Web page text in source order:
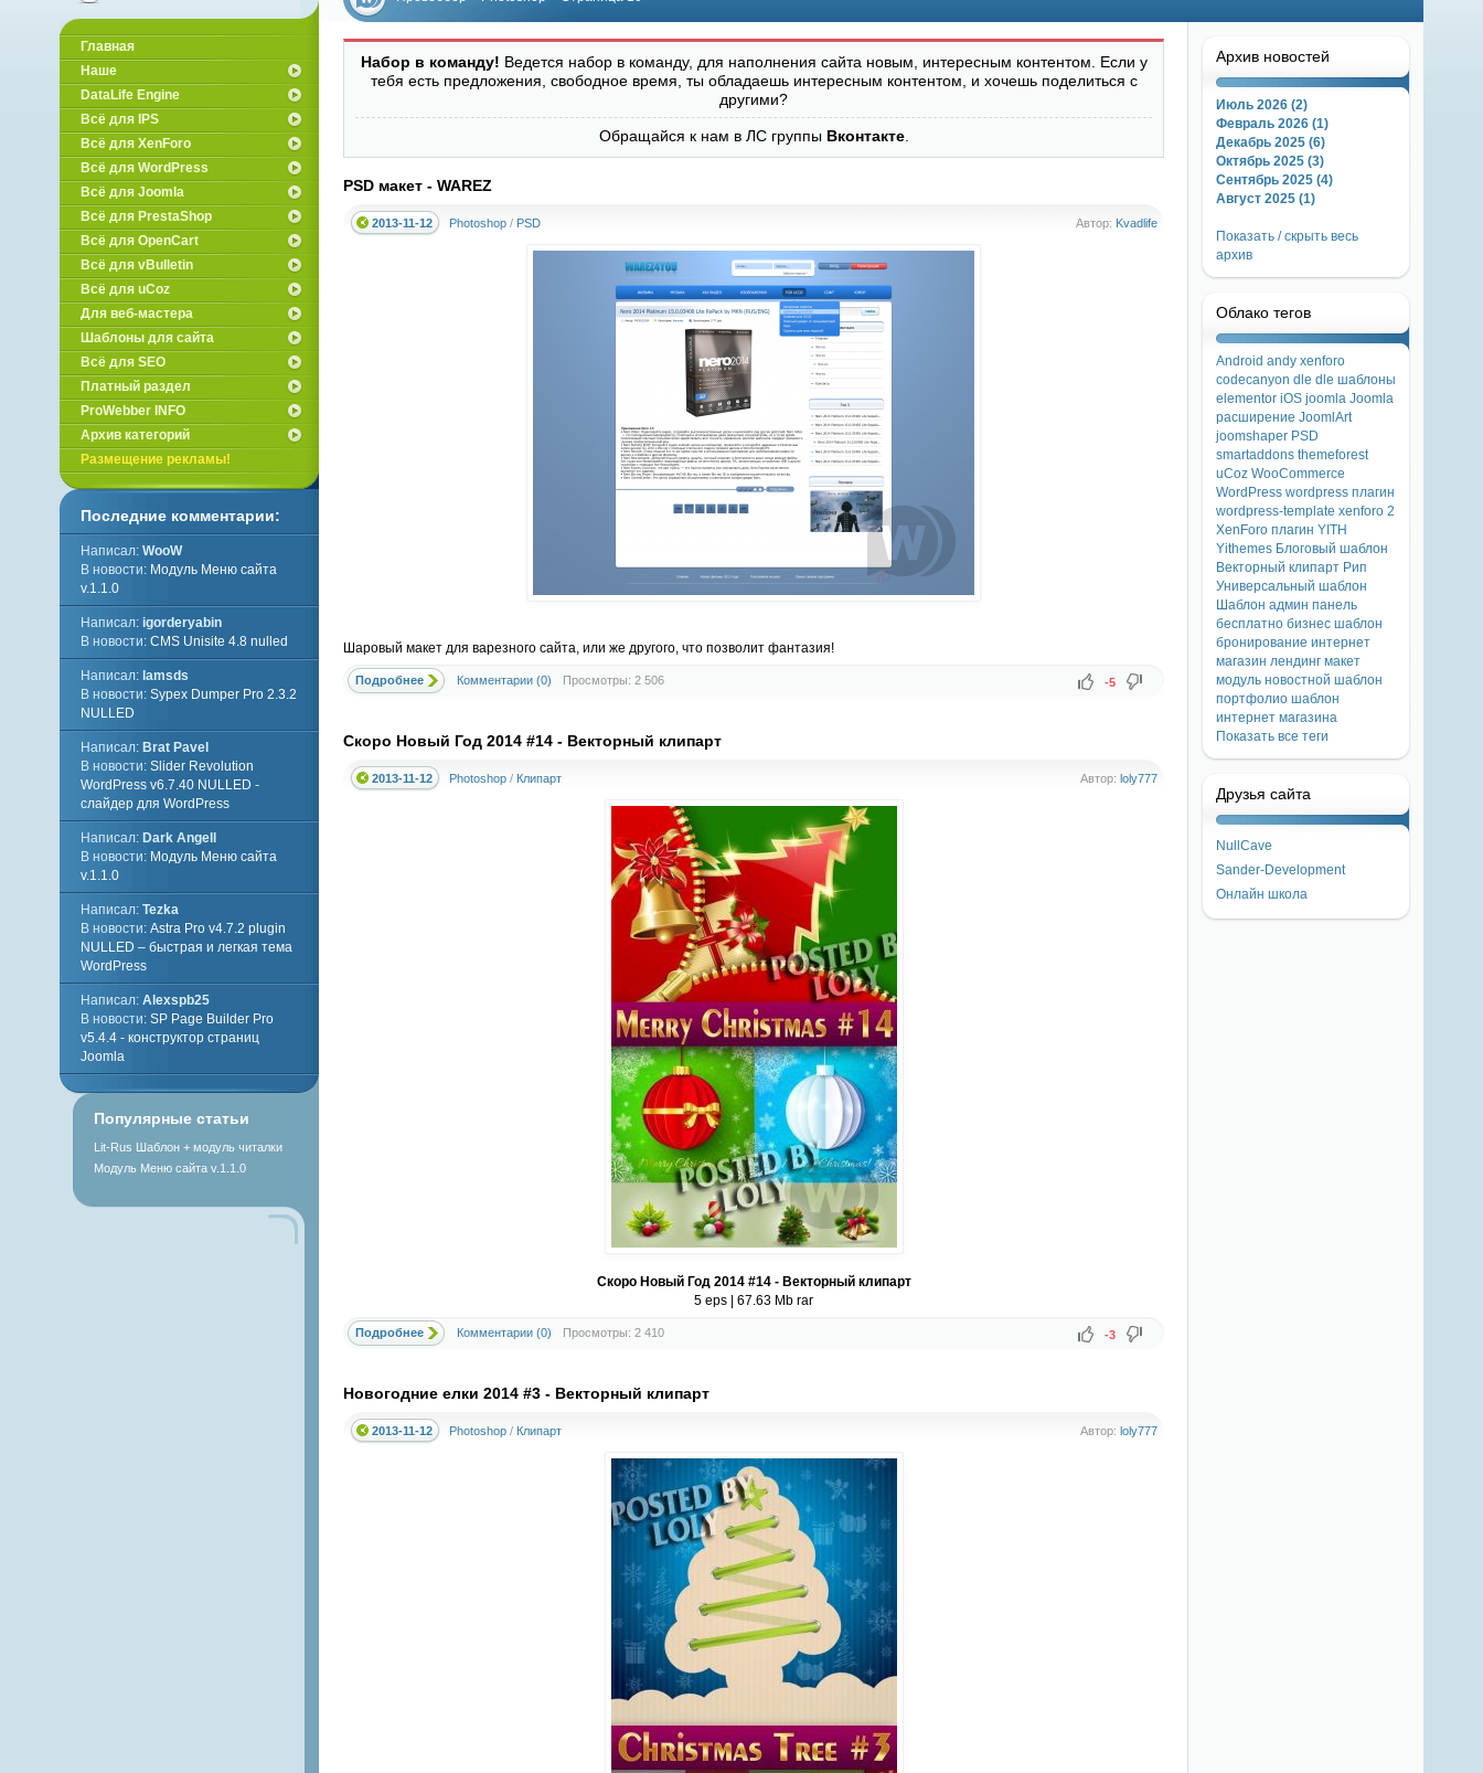
вебмастеров
Набор в команду! Ведется набор в команду, для наполнения сайта новым, интересным контентом. Если у
тебя есть предложения, свободное время, ты обладаешь интересным контентом, и хочешь поделиться с
другими?
Обращайся к нам в ЛС группы Вконтакте.
PSD макет - WAREZ
Автор: Kvadlife
2013-11-12 Photoshop/ PSD
Шаровый макет для варезного сайта, или же другого, что позволит фантазия!
-5
Подробнее Комментарии (0) Просмотры: 2 506
Скоро Новый Год 2014 #14 - Векторный клипарт
Автор:loly777
2013-11-12 Photoshop/ Клипарт
Скоро Новый Год 2014 #14 - Векторный клипарт
5 eps | 67.63 Mb rar
-3
Подробнее Комментарии (0) Просмотры: 2 410
Новогодние елки 2014 #3 - Векторный клипарт
Автор:loly777
2013-11-12 Photoshop/ Клипарт
Архив новостей
Июль 2026 (2)
Февраль 2026 (1)
Декабрь 2025 (6)
Октябрь 2025 (3)
Сентябрь 2025 (4)
Август 2025 (1)
Показать / скрыть весь
архив
Облако тегов
Android andy xenforo
codecanyon dle dle шаблоны
elementor iOS joomla Joomla
расширение JoomlArt
joomshaper PSD
smartaddons themeforest
uCoz WooCommerce
WordPress wordpress плагин
wordpress-template xenforo 2
XenForo плагин YITH
Yithemes Блоговый шаблон
Векторный клипарт Рип
Универсальный шаблон
Шаблон админ панель
бесплатно бизнес шаблон
бронирование интернет
магазин лендинг макет
модуль новостной шаблон
портфолио шаблон
интернет магазина
Показать все теги
Друзья сайта
NullCave
Sander-Development
Онлайн школа
Главная
Наше
DataLife Engine
Всё для IPS
Всё для XenForo
Всё для WordPress
Всё для Joomla
Всё для PrestaShop
Всё для OpenCart
Всё для vBulletin
Всё для uCoz
Для веб-мастера
Шаблоны для сайта
Всё для SEO
Платный раздел
ProWebber INFO
Архив категорий
Размещение рекламы!
Последние комментарии:
Написал: WooW
В новости: Модуль Меню сайта
v.1.1.0
Написал: igorderyabin
В новости: CMS Unisite 4.8 nulled
Написал: lamsds
В новости: Sypex Dumper Pro 2.3.2
NULLED
Написал: Brat Pavel
В новости: Slider Revolution
WordPress v6.7.40 NULLED -
слайдер для WordPress
Написал: Dark Angell
В новости: Модуль Меню сайта
v.1.1.0
Написал: Tezka
В новости: Astra Pro v4.7.2 plugin
NULLED – быстрая и легкая тема
WordPress
Написал: Alexspb25
В новости: SP Page Builder Pro
v5.4.4 - конструктор страниц
Joomla
Популярные статьи
Lit-Rus Шаблон + модуль читалки
Модуль Меню сайта v.1.1.0